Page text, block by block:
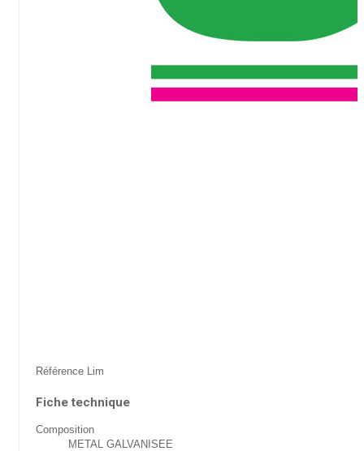
Référence Lim
Fiche technique
Composition
METAL GALVANISEE